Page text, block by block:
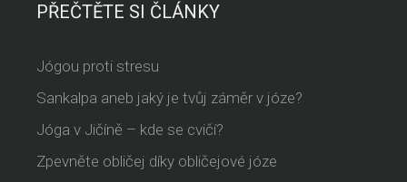
PŘEČTĚTE SI ČLÁNKY
Jógou proti stresu
Sankalpa aneb jaký je tvůj záměr v józe?
Jóga v Jičíně – kde se cvičí?
Zpevněte obličej díky obličejové józe